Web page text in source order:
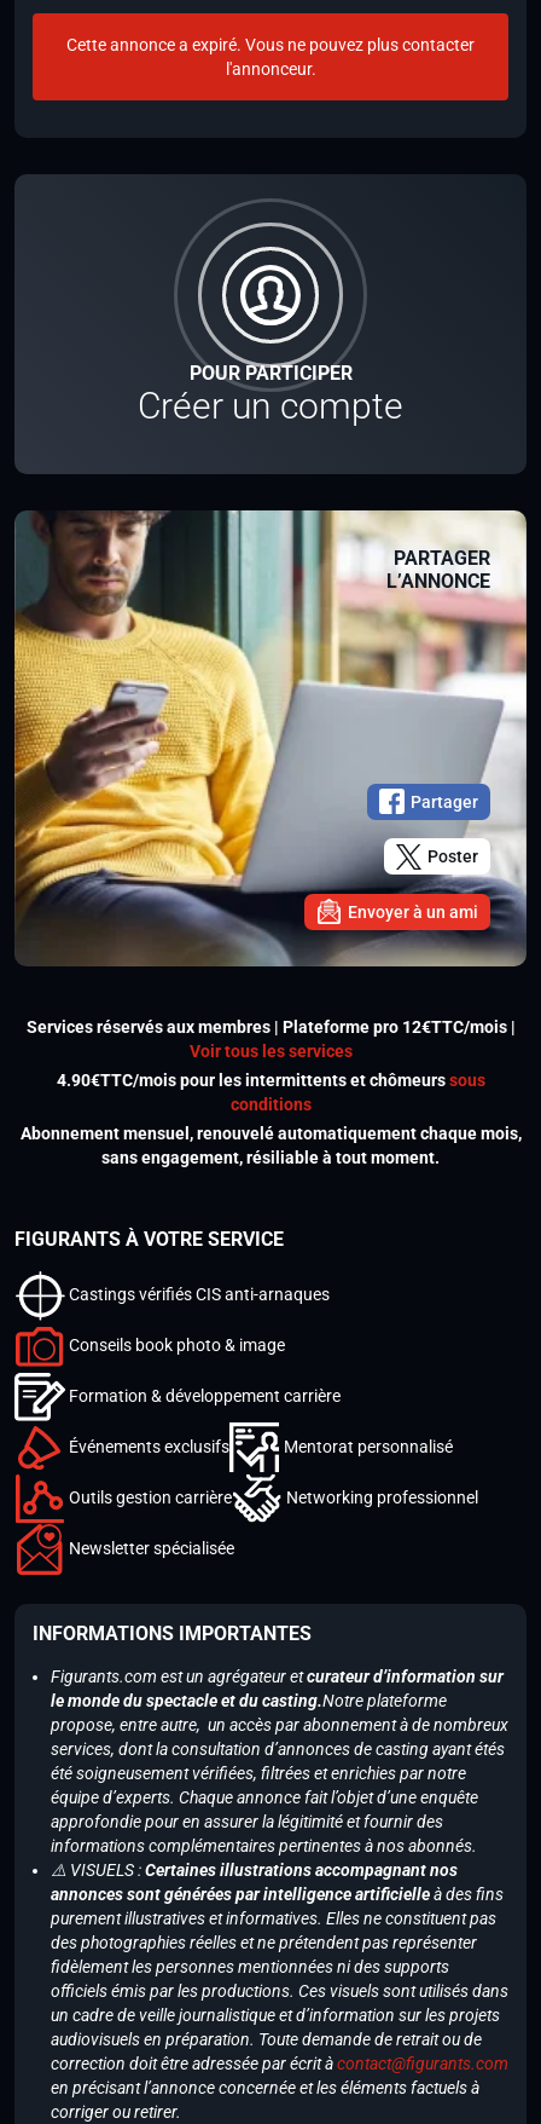
POUR PARTICIPER
Créer un compte
PARTAGER
L’ANNONCE
Partager
Poster
Envoyer à un ami
Cette annonce a expiré. Vous ne pouvez plus contacter
l'annonceur.
Services réservés aux membres | Plateforme pro 12€TTC/mois |
Voir tous les services
4.90€TTC/mois pour les intermittents et chômeurssous
conditions
Abonnement mensuel, renouvelé automatiquement chaque mois,
sans engagement, résiliable à tout moment.
FIGURANTS À VOTRE SERVICE
Castings vérifiés CIS anti-arnaques
Conseils book photo & image
Formation & développement carrière
Événements exclusifs Mentorat personnalisé
Outils gestion carrière Networking professionnel
Newsletter spécialisée
INFORMATIONS IMPORTANTES
Figurants.com est un agrégateur etcurateur d’information sur
le monde du spectacle et du casting.Notre plateforme
propose, entre autre, un accès par abonnement à de nombreux
services, dont la consultation d’annonces de casting ayant étés
été soigneusement vérifiées, filtrées et enrichies par notre
équipe d’experts. Chaque annonce fait l’objet d’une enquête
approfondie pour en assurer la légitimité et fournir des
informations complémentaires pertinentes à nos abonnés.
⚠️ VISUELS :Certaines illustrations accompagnant nos
annonces sont générées par intelligence artificielleà des fins
purement illustratives et informatives. Elles ne constituent pas
des photographies réelles et ne prétendent pas représenter
fidèlement les personnes mentionnées ni des supports
officiels émis par les productions. Ces visuels sont utilisés dans
un cadre de veille journalistique et d’information sur les projets
audiovisuels en préparation. Toute demande de retrait ou de
correction doit être adressée par écrit àcontact@figurants.com
en précisant l’annonce concernée et les éléments factuels à
corriger ou retirer.